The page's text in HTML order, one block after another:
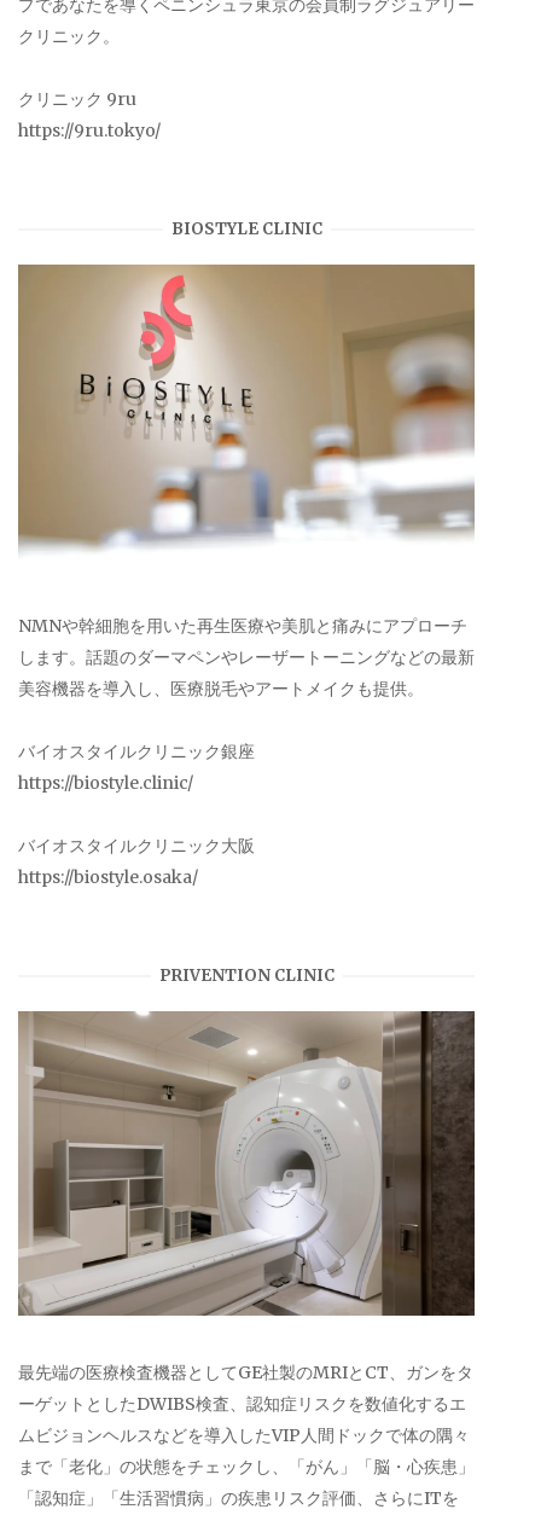
プであなたを導くペニンシュラ東京の会員制ラグジュアリー
クリニック。
クリニック 9ru
https://9ru.tokyo/
BIOSTYLE CLINIC
NMNや幹細胞を用いた再生医療や美肌と痛みにアプローチ
します。話題のダーマペンやレーザートーニングなどの最新
美容機器を導入し、医療脱毛やアートメイクも提供。
バイオスタイルクリニック銀座
https://biostyle.clinic/
バイオスタイルクリニック大阪
https://biostyle.osaka/
PRIVENTION CLINIC
最先端の医療検査機器としてGE社製のMRIとCT、ガンをタ
ーゲットとしたDWIBS検査、認知症リスクを数値化するエ
ムビジョンヘルスなどを導入したVIP人間ドックで体の隅々
まで「老化」の状態をチェックし、「がん」「脳・心疾患」
「認知症」「生活習慣病」の疾患リスク評価、さらにITを